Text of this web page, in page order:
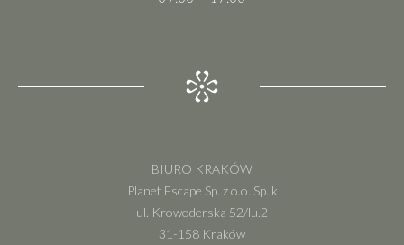
BIURO KRAKÓW
Planet Escape Sp. z o.o. Sp. k
ul. Krowoderska 52/lu.2
31-158 Kraków